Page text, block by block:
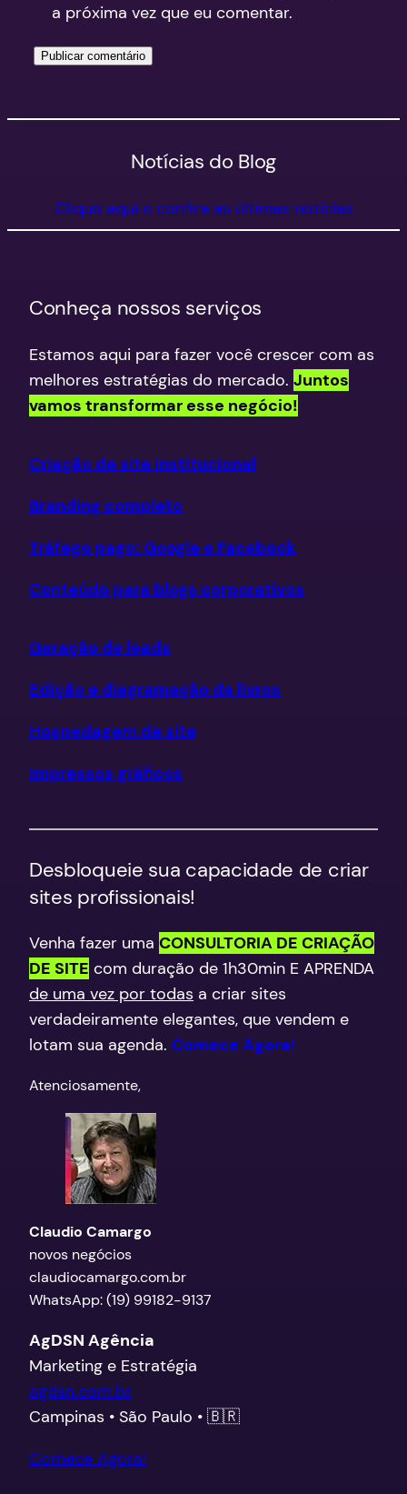
a próxima vez que eu comentar.
Notícias do Blog
Clique aqui e confira as últimas notícias
Conheça nossos serviços
Estamos aqui para fazer você crescer com as
melhores estratégias do mercado. Juntos
vamos transformar esse negócio!
Criação de site institucional
Branding completo
Tráfego pago: Google e Facebook
Conteúdo para blogs corporativos
Geração de leads
Edição e diagramação de livros
Hospedagem de site
Impressos gráficos
Desbloqueie sua capacidade de criar
sites profissionais!
Venha fazer uma CONSULTORIA DE CRIAÇÃO
DE SITE com duração de 1h30min E APRENDA
de uma vez por todas a criar sites
verdadeiramente elegantes, que vendem e
lotam sua agenda. Comece Agora!
​Atenciosamente,
Claudio Camargo
novos negócios
claudiocamargo.com.br
WhatsApp: (19) 99182-9137
AgDSN Agência
Marketing e Estratégia
agdsn.com.br
Campinas • São Paulo • 🇧🇷
Comece Agora!